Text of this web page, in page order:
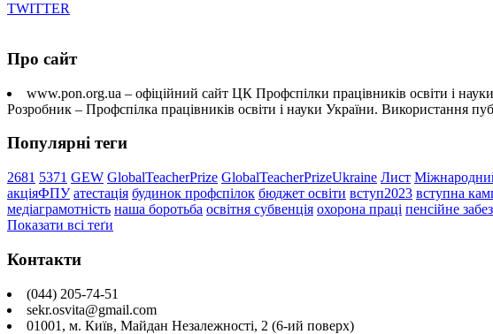
TWITTER
Про сайт
www.pon.org.ua – офіційний сайт ЦК Профспілки працівників освіти і
Розробник – Профспілка працівників освіти і науки України. Використання
Популярні теги
2681 5371 GEW GlobalTeacherPrize GlobalTeacherPrizeUkraine Лист
акціяФПУ атестація будинок профспілок бюджет освіти вступ2023 вступна
медіаграмотність наша боротьба освітня субвенція охорона праці пенсійне
Показати всі теґи
Контакти
(044) 205-74-51
sekr.osvita@gmail.com
01001, м. Київ, Майдан Незалежності, 2 (6-ий поверх)